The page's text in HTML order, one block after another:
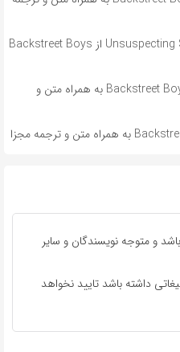
آهنگ انگلیسی Unsuspecting Sunday Afternoon از Backstreet Boys
آهنگ انگلیسی Unmistakable از Backstreet Boys به همراه متن و
و متوجه نویسندگان و سایر
داشته باشد تایید نخواهد